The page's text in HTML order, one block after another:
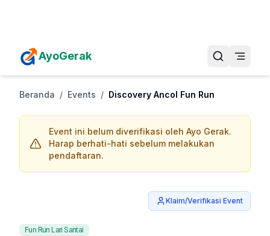
AyoGerak
Beranda / Events / Discovery Ancol Fun Run
Event ini belum diverifikasi oleh Ayo Gerak.
Harap berhati-hati sebelum melakukan
pendaftaran.
Klaim/Verifikasi Event
Fun Run Lari Santai